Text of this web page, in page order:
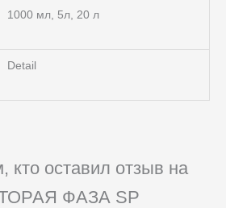
1000 мл, 5л, 20 л
Detail
кто оставил отзыв на
ФАЗА SP